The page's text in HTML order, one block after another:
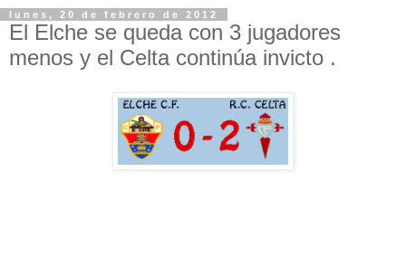
lunes, 20 de febrero de 2012
El Elche se queda con 3 jugadores
menos y el Celta continúa invicto .